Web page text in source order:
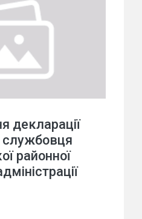
декларації
службовця
районної